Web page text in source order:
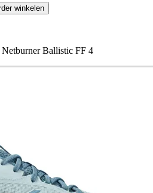
winkelen
Ballistic FF 4